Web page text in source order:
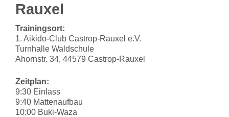
Rauxel
Trainingsort:
1. Aikido-Club Castrop-Rauxel e.V.
Turnhalle Waldschule
Ahornstr. 34, 44579 Castrop-Rauxel
Zeitplan:
9:30 Einlass
9:40 Mattenaufbau
10:00 Buki-Waza